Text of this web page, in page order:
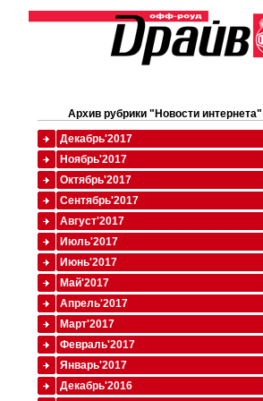
Архив рубрики "Новости интернета"
Декабрь'2017
Ноябрь'2017
Октябрь'2017
Сентябрь'2017
Август'2017
Июль'2017
Июнь'2017
Май'2017
Апрель'2017
Март'2017
Февраль'2017
Январь'2017
Декабрь'2016